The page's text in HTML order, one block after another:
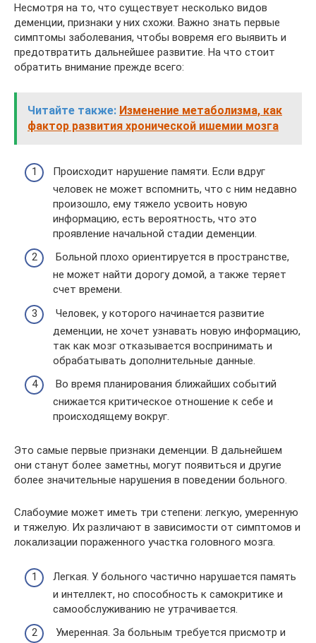
Несмотря на то, что существует несколько видов
деменции, признаки у них схожи. Важно знать первые
симптомы заболевания, чтобы вовремя его выявить и
предотвратить дальнейшее развитие. На что стоит
обратить внимание прежде всего:
Читайте также: Изменение метаболизма, как
фактор развития хронической ишемии мозга
Происходит нарушение памяти. Если вдруг
человек не может вспомнить, что с ним недавно
произошло, ему тяжело усвоить новую
информацию, есть вероятность, что это
проявление начальной стадии деменции.
Больной плохо ориентируется в пространстве,
не может найти дорогу домой, а также теряет
счет времени.
Человек, у которого начинается развитие
деменции, не хочет узнавать новую информацию,
так как мозг отказывается воспринимать и
обрабатывать дополнительные данные.
Во время планирования ближайших событий
снижается критическое отношение к себе и
происходящему вокруг.
Это самые первые признаки деменции. В дальнейшем
они станут более заметны, могут появиться и другие
более значительные нарушения в поведении больного.
Слабоумие может иметь три степени: легкую, умеренную
и тяжелую. Их различают в зависимости от симптомов и
локализации пораженного участка головного мозга.
Легкая. У больного частично нарушается память
и интеллект, но способность к самокритике и
самообслуживанию не утрачивается.
Умеренная. За больным требуется присмотр и